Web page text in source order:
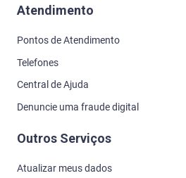
Atendimento
Pontos de Atendimento
Telefones
Central de Ajuda
Denuncie uma fraude digital
Outros Serviços
Atualizar meus dados